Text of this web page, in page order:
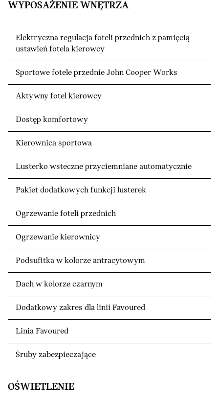
WYPOSAŻENIE WNĘTRZA
Elektryczna regulacja foteli przednich z pamięcią
ustawień fotela kierowcy
Sportowe fotele przednie John Cooper Works
Aktywny fotel kierowcy
Dostęp komfortowy
Kierownica sportowa
Lusterko wsteczne przyciemniane automatycznie
Pakiet dodatkowych funkcji lusterek
Ogrzewanie foteli przednich
Ogrzewanie kierownicy
Podsufitka w kolorze antracytowym
Dach w kolorze czarnym
Dodatkowy zakres dla linii Favoured
Linia Favoured
Śruby zabezpieczające
OŚWIETLENIE